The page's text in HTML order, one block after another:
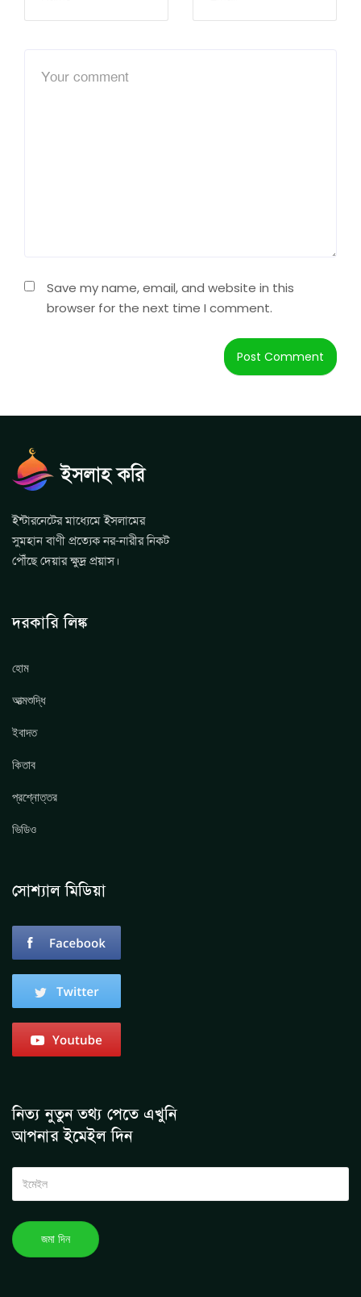
Save my name, email, and website in this
browser for the next time I comment.
ইন্টারনেটের মাধ্যেমে ইসলামের
সুমহান বাণী প্রত্যেক নর-নারীর নিকট
পৌঁছে দেয়ার ক্ষুদ্র প্রয়াস।
দরকারি লিঙ্ক
হোম
আত্মশুদ্ধি
ইবাদত
কিতাব
প্রশ্নোত্তর
ভিডিও
সোশ্যাল মিডিয়া
নিত্য নুতুন তথ্য পেতে এখুনি
আপনার ইমেইল দিন